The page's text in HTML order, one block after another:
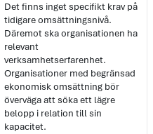
Det finns inget specifikt krav på
tidigare omsättningsnivå.
Däremot ska organisationen ha
relevant
verksamhetserfarenhet.
Organisationer med begränsad
ekonomisk omsättning bör
överväga att söka ett lägre
belopp i relation till sin
kapacitet.